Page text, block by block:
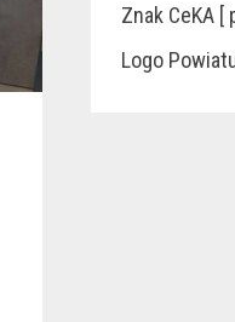
Znak CeKA [
Logo